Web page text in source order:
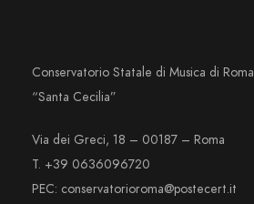
Conservatorio Statale di Musica di Roma
“Santa Cecilia”
Via dei Greci, 18 – 00187 – Roma
T. +39 0636096720
PEC: conservatorioroma@postecert.it